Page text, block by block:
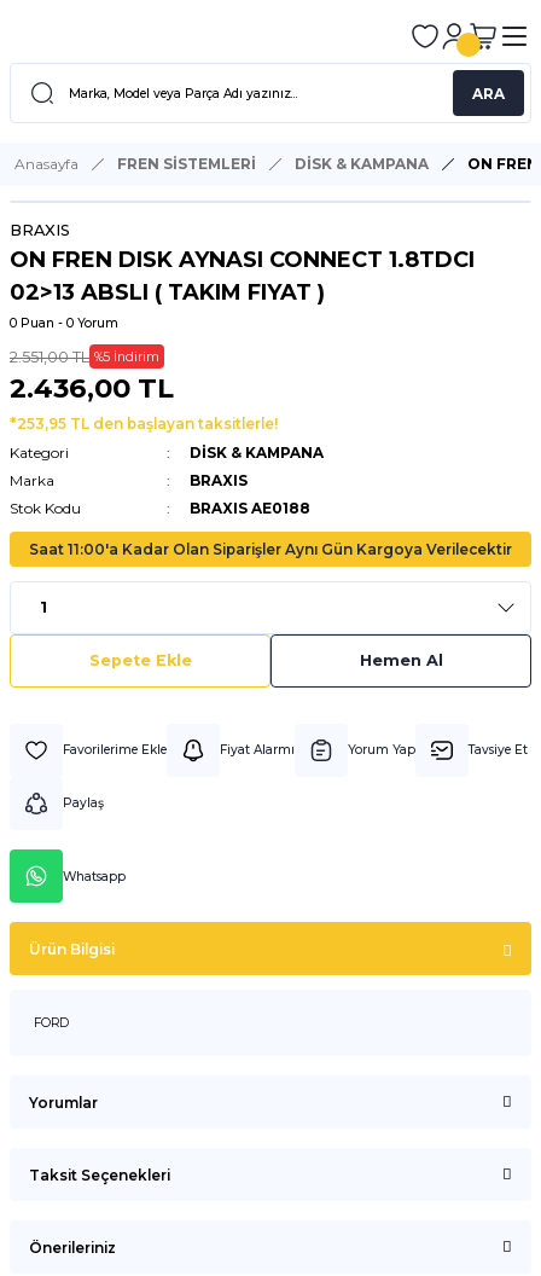
ARA
Anasayfa FREN SİSTEMLERİ DİSK & KAMPANA ON
BRAXIS
ON FREN DISK AYNASI CONNECT 1.8TDCI
02>13 ABSLI ( TAKIM FIYAT )
0 Puan - 0 Yorum
2.551,00 TL %5 İndirim
2.436,00 TL
*253,95 TL den başlayan taksitlerle!
Kategori
DİSK & KAMPANA
Marka
BRAXIS
Stok Kodu
BRAXIS AE0188
Saat 11:00'a Kadar Olan Siparişler Aynı Gün Kargoya Verilecektir
Sepete Ekle Hemen Al
Fiyat Alarmı Yorum Yap Tavsiye Et
Paylaş
Whatsapp
Ürün Bilgisi
FORD
Yorumlar
Taksit Seçenekleri
Önerileriniz